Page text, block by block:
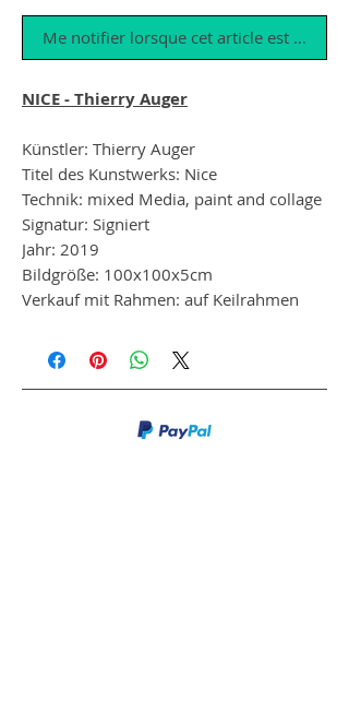
Me notifier lorsque cet article est
NICE - Thierry Auger
Künstler: Thierry Auger
Titel des Kunstwerks: Nice
Technik: mixed Media, paint and collage
Signatur: Signiert
Jahr: 2019
Bildgröße: 100x100x5cm
Verkauf mit Rahmen: auf Keilrahmen